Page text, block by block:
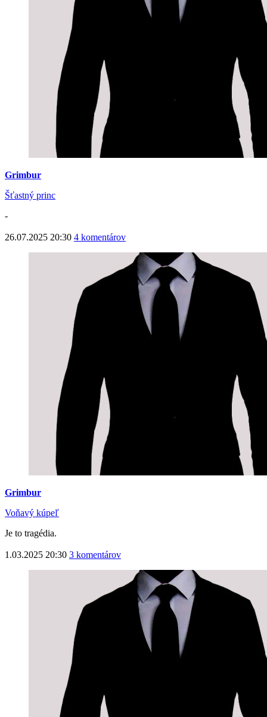
Grimbur
Šťastný princ
-
26.07.2025 20:30 4 komentárov
Grimbur
Voňavý kúpeľ
Je to tragédia.
1.03.2025 20:30 3 komentárov